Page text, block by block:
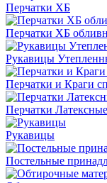
Перчатки ХБ
Перчатки ХБ
Рукавицы
Перчатки и Краги
Перчатки Латексные
Рукавицы
Постельные